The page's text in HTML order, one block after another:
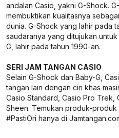
andalan Casio, yakni G-Shock.
membuktikan kualitasnya
dunia. G-Shock yang lahir pada
saudaranya yang ditujukan
G, lahir pada tahun 1990-an.
SERI JAM TANGAN CASIO
Selain G-Shock dan Baby-G,
tangan lain dengan ciri khas
Casio Standard, Casio Pro Trek,
Sheen. Temukan produk-produk
#PastiOri hanya di